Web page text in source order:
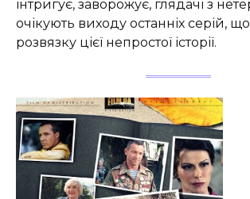
інтригує, заворожує, глядачі з
очікують виходу останніх серій,
розвязку цієї непростої історії.